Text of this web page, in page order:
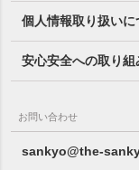
個人情報取り扱いに
安心安全への取り組
お問い合わせ
sankyo@the-